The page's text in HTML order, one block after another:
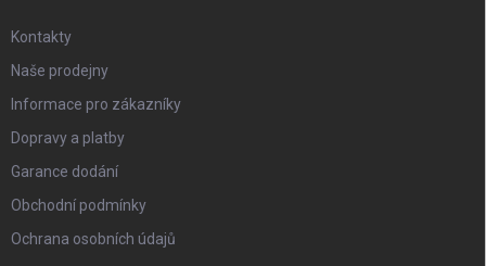
Kontakty
Naše prodejny
Informace pro zákazníky
Dopravy a platby
Garance dodání
Obchodní podmínky
Ochrana osobních údajů